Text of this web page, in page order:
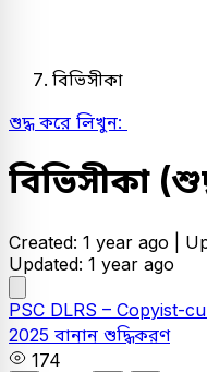
বিভিসীকা
শুদ্ধ করে লিখুন:
বিভিসীকা
Created: 1 year ago |
Updated: 1 year ago
PSC DLRS – Copyist-
2025 বানান শুদ্ধিকরণ
174